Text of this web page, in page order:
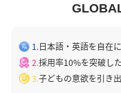
1.日本語・英語を自在
2.採用率10%を突破し
3.子どもの意欲を引き